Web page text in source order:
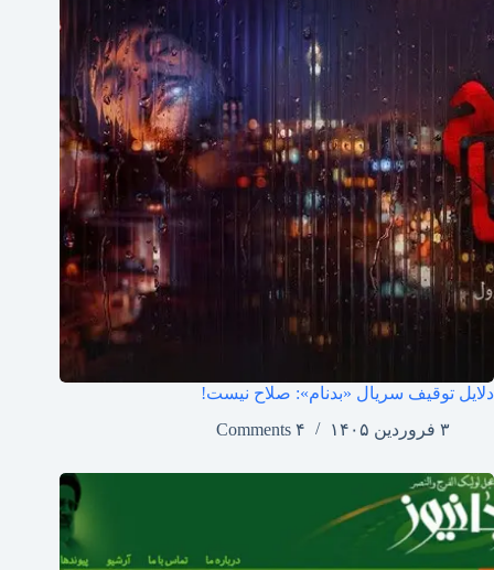
دلایل توقیف سریال «بدنام»: صلاح نیست!
۳ فروردین ۱۴۰۵
۴ Comments